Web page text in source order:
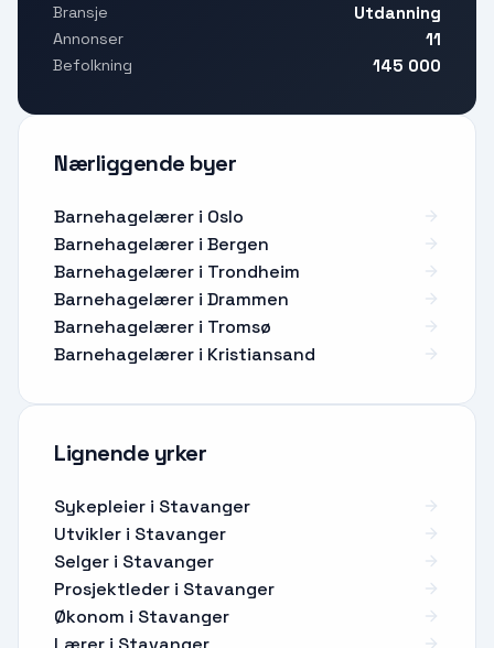
Bransje Utdanning
Annonser 11
Befolkning 145 000
Nærliggende byer
Barnehagelærer i Oslo
Barnehagelærer i Bergen
Barnehagelærer i Trondheim
Barnehagelærer i Drammen
Barnehagelærer i Tromsø
Barnehagelærer i Kristiansand
Lignende yrker
Sykepleier i Stavanger
Utvikler i Stavanger
Selger i Stavanger
Prosjektleder i Stavanger
Økonom i Stavanger